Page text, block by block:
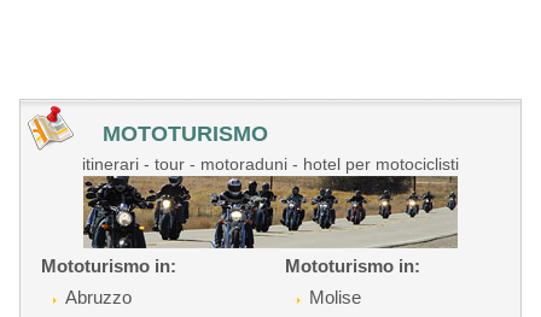
MOTOTURISMO
itinerari - tour - motoraduni - hotel per motociclisti
Mototurismo in:
Abruzzo
Mototurismo in:
Molise